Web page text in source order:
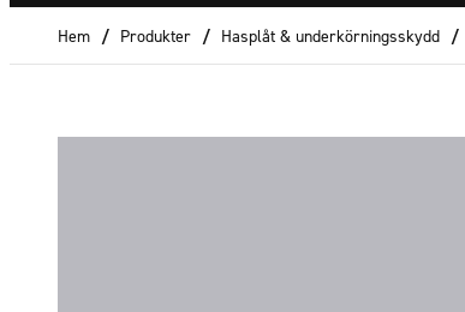
eller
fritextSök
Hem / Produkter / Hasplåt & underkörningsskydd /